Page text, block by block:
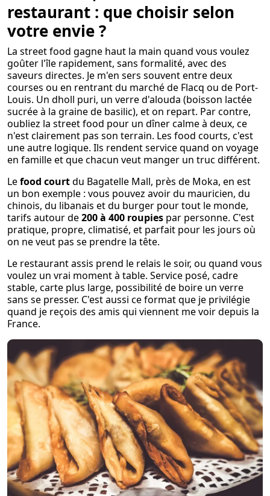
restaurant : que choisir selon
votre envie ?
La street food gagne haut la main quand vous voulez
goûter l'île rapidement, sans formalité, avec des
saveurs directes. Je m'en sers souvent entre deux
courses ou en rentrant du marché de Flacq ou de Port-
Louis. Un dholl puri, un verre d'alouda (boisson lactée
sucrée à la graine de basilic), et on repart. Par contre,
oubliez la street food pour un dîner calme à deux, ce
n'est clairement pas son terrain. Les food courts, c'est
une autre logique. Ils rendent service quand on voyage
en famille et que chacun veut manger un truc différent.
Lefood courtdu Bagatelle Mall, près de Moka, en est
un bon exemple : vous pouvez avoir du mauricien, du
chinois, du libanais et du burger pour tout le monde,
tarifs autour de200 à 400 roupies par personne. C'est
pratique, propre, climatisé, et parfait pour les jours où
on ne veut pas se prendre la tête.
Le restaurant assis prend le relais le soir, ou quand vous
voulez un vrai moment à table. Service posé, cadre
stable, carte plus large, possibilité de boire un verre
sans se presser. C'est aussi ce format que je privilégie
quand je reçois des amis qui viennent me voir depuis la
France.